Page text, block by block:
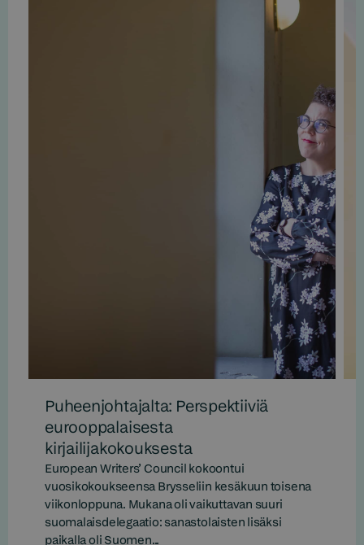
Puheenjohtajalta: Perspektiiviä
eurooppalaisesta
kirjailijakokouksesta
European Writers’ Council kokoontui
vuosikokoukseensa Brysseliin kesäkuun toisena
viikonloppuna. Mukana oli vaikuttavan suuri
suomalaisdelegaatio: sanastolaisten lisäksi
paikalla oli Suomen...